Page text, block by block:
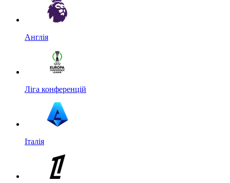
Англія
Ліга конференцій
Італія